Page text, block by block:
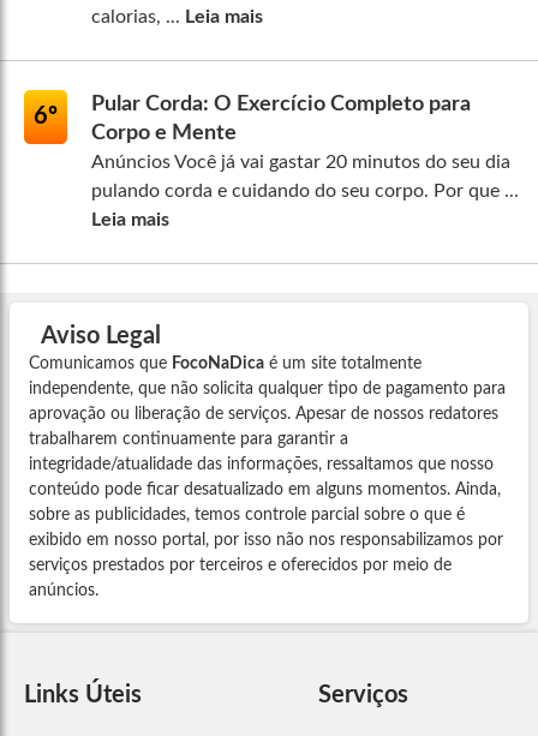
calorias, ... Leia mais
6º
Pular Corda: O Exercício Completo para
Corpo e Mente
Anúncios Você já vai gastar 20 minutos do seu dia
pulando corda e cuidando do seu corpo. Por que ...
Leia mais
Aviso Legal
Comunicamos que FocoNaDica é um site totalmente
independente, que não solicita qualquer tipo de pagamento para
aprovação ou liberação de serviços. Apesar de nossos redatores
trabalharem continuamente para garantir a
integridade/atualidade das informações, ressaltamos que nosso
conteúdo pode ficar desatualizado em alguns momentos. Ainda,
sobre as publicidades, temos controle parcial sobre o que é
exibido em nosso portal, por isso não nos responsabilizamos por
serviços prestados por terceiros e oferecidos por meio de
anúncios.
Links Úteis Serviços